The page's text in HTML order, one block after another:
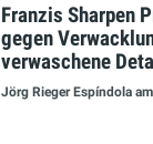
Franzis Sharpen
gegen
verwaschene
Jörg Rieger Espíndola